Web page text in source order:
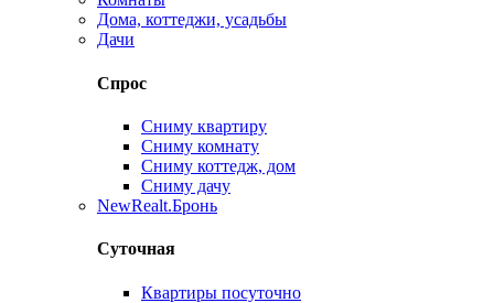
Дома, коттеджи, усадьбы
Дачи
Спрос
Сниму квартиру
Сниму комнату
Сниму коттедж, дом
Сниму дачу
NewRealt.Бронь
Суточная
Квартиры посуточно